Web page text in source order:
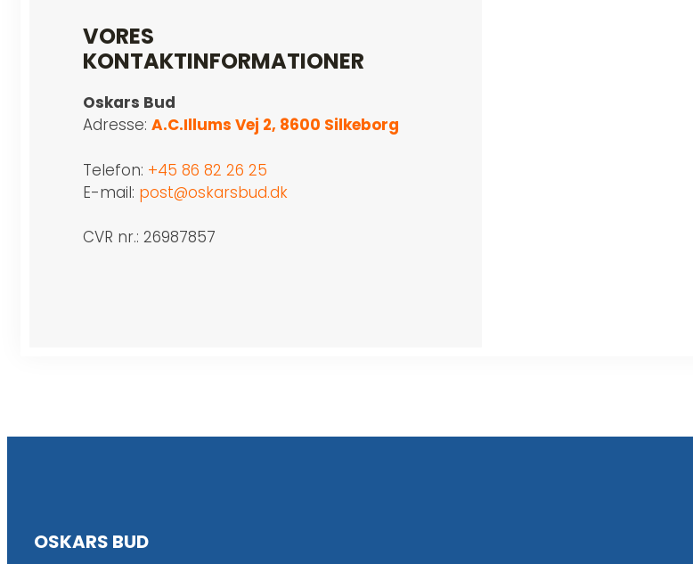
VORES
KONTAKTINFORMATIONER
Oskars Bud
Adresse: A.C.Illums Vej 2, 8600 Silkeborg
Telefon: +45 86 82 26 25
E-mail: post@oskarsbud.dk
CVR nr.: 26987857
OSKARS BUD